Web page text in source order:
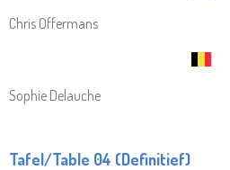
Chris Offermans
Sophie Delauche
Tafel/Table 04 (Definitief)